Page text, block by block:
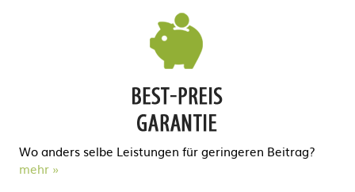
Wo anders selbe Leistungen für geringeren Beitrag?
mehr